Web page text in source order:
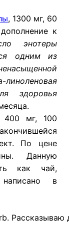
, 1300 мг, 60
к
энотеры
одним из
здоровья
400 мг, 100
По цене
Данную
как чай,
в